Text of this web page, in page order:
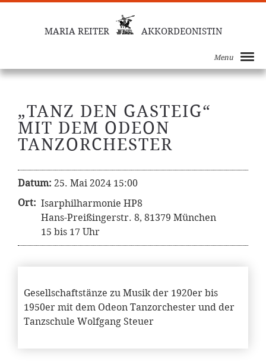
MARIA REITER AKKORDEONISTIN
Menu
„TANZ DEN GASTEIG“
MIT DEM ODEON
TANZORCHESTER
Datum: 25. Mai 2024 15:00
Ort: Isarphilharmonie HP8
Hans-Preißingerstr. 8, 81379 München
15 bis 17 Uhr
Gesellschaftstänze zu Musik der 1920er bis
1950er mit dem Odeon Tanzorchester und der
Tanzschule Wolfgang Steuer